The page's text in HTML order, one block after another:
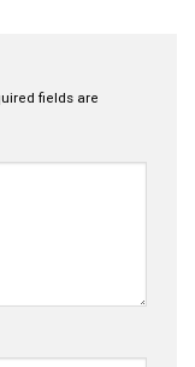
fields are